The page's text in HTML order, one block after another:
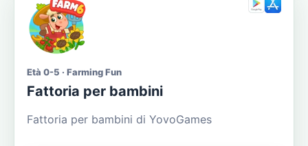
Età 0-5 · Farming Fun
Fattoria per bambini
Fattoria per bambini di YovoGames